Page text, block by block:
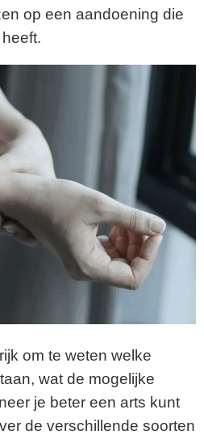
op een aandoening die
om te weten welke
wat de mogelijke
je beter een arts kunt
de verschillende soorten